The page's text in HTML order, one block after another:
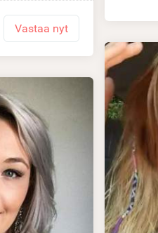
Vastaa nyt